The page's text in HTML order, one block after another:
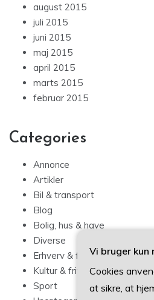
august 2015
juli 2015
juni 2015
maj 2015
april 2015
marts 2015
februar 2015
Categories
Annonce
Artikler
Bil & transport
Blog
Bolig, hus & have
Diverse
Erhverv & forbrug
Kultur & fritid
Sport
Vi bruger kun
Cookies
at sikre, at